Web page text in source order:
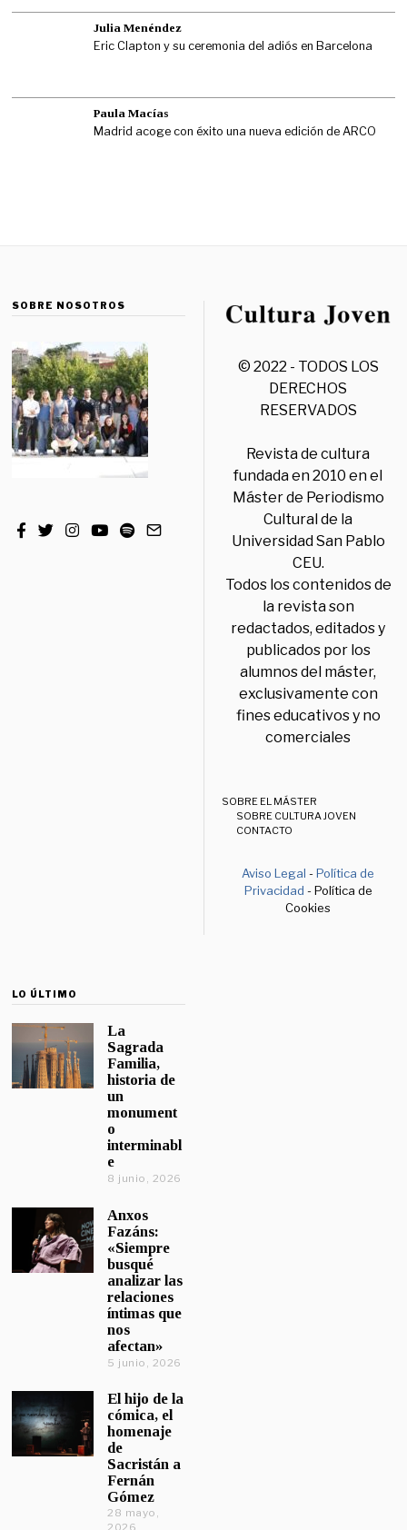
Julia Menéndez
Eric Clapton y su ceremonia del adiós en Barcelona
Paula Macías
Madrid acoge con éxito una nueva edición de ARCO
SOBRE NOSOTROS
© 2022 - TODOS LOS
DERECHOS
RESERVADOS
Revista de cultura
fundada en 2010 en el
Máster de Periodismo
Cultural de la
Universidad San Pablo
CEU.
Todos los contenidos de
la revista son
redactados, editados y
publicados por los
alumnos del máster,
exclusivamente con
fines educativos y no
comerciales
SOBRE EL MÁSTER
SOBRE CULTURA JOVEN
CONTACTO
Aviso Legal -Política de
Privacidad - Política de
Cookies
LO ÚLTIMO
La
Sagrada
Familia,
historia de
un
monument
o
interminabl
e
8 junio, 2026
Anxos
Fazáns:
«Siempre
busqué
analizar las
relaciones
íntimas que
nos
afectan»
5 junio, 2026
El hijo de la
cómica, el
homenaje
de
Sacristán a
Fernán
Gómez
28 mayo,